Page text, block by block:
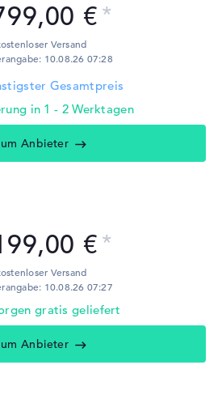
€
Versand
10.08.26 07:28
Gesamtpreis
in 1 - 2 Werktagen
Anbieter
€
Versand
10.08.26 07:27
gratis geliefert
Anbieter